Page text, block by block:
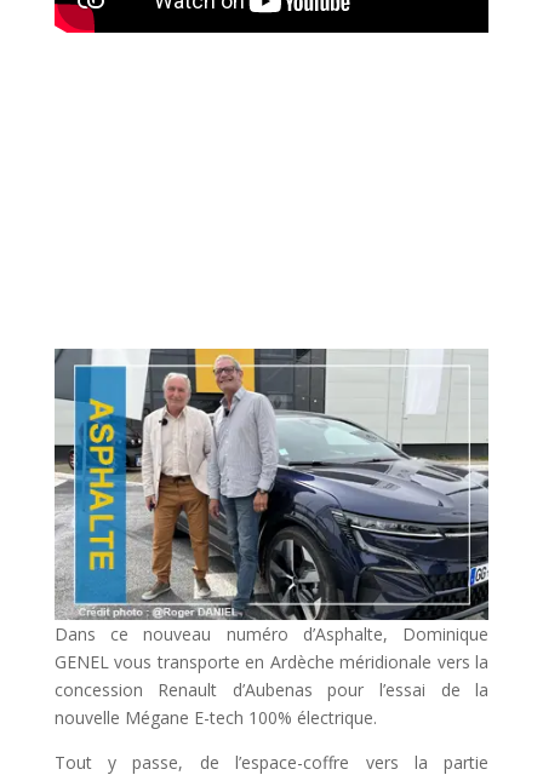
Dans ce nouveau numéro d’Asphalte, Dominique
GENEL vous transporte en Ardèche méridionale vers la
concession Renault d’Aubenas pour l’essai de la
nouvelle Mégane E-tech 100% électrique.
Tout y passe, de l’espace-coffre vers la partie